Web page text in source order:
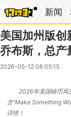
新闻
美国加州版创
乔布斯，总
2026-05-12 08:05:15
2026年美国铸币局
含"Make Something
详情！